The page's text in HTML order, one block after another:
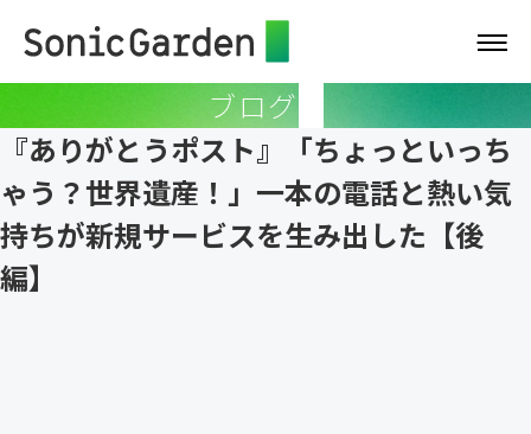
ブログ
『ありがとうポスト』「ちょっといっち
ゃう？世界遺産！」一本の電話と熱い気
持ちが新規サービスを生み出した【後
編】